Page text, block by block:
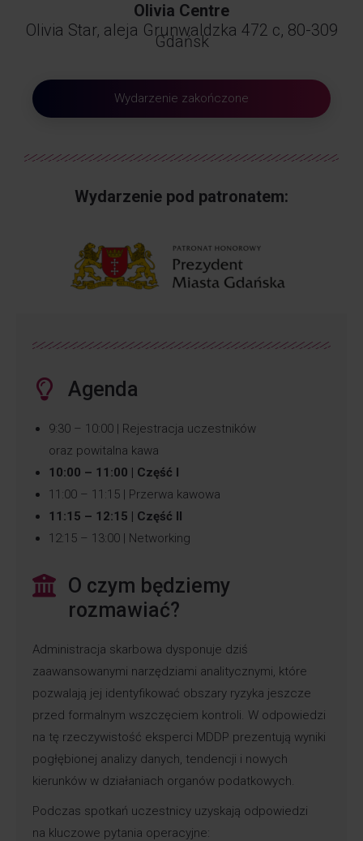
Olivia Centre
Olivia Star, aleja Grunwaldzka 472 c, 80-309
Gdańsk
Wydarzenie zakończone
Wydarzenie pod patronatem:
Agenda
9:30 – 10:00 | Rejestracja uczestników
oraz powitalna kawa
10:00 – 11:00 | Część I
11:00 – 11:15 | Przerwa kawowa
11:15 – 12:15 | Część II
12:15 – 13:00 | Networking
O czym będziemy
rozmawiać?
Administracja skarbowa dysponuje dziś
zaawansowanymi narzędziami analitycznymi, które
pozwalają jej identyfikować obszary ryzyka jeszcze
przed formalnym wszczęciem kontroli. W odpowiedzi
na tę rzeczywistość eksperci MDDP prezentują wyniki
pogłębionej analizy danych, tendencji i nowych
kierunków w działaniach organów podatkowych.
Podczas spotkań uczestnicy uzyskają odpowiedzi
na kluczowe pytania operacyjne: